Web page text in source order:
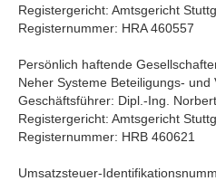
Registergericht: Amtsgericht
Registernummer: HRA 460557
Persönlich haftende
Neher Systeme Beteiligungs- und
Geschäftsführer: Dipl.-Ing.
Registergericht: Amtsgericht
Registernummer: HRB 460621
Umsatzsteuer-